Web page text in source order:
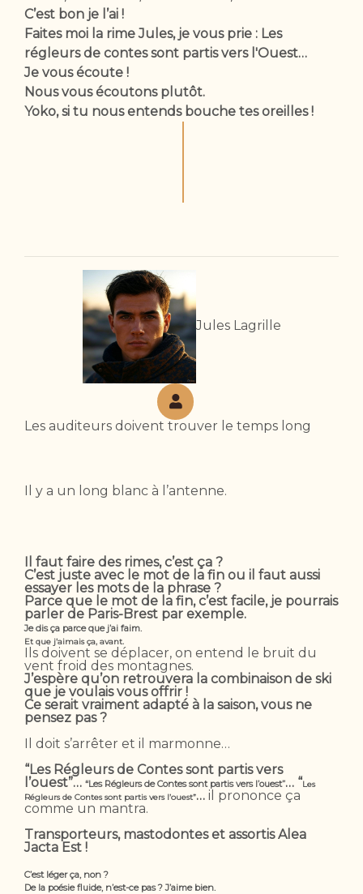
C’est bon je l’ai !
Faites moi la rime Jules, je vous prie : Les
régleurs de contes sont partis vers l'Ouest…
Je vous écoute !
Nous vous écoutons plutôt.
Yoko, si tu nous entends bouche tes oreilles !
Jules Lagrille
Les auditeurs doivent trouver le temps long
Il y a un long blanc à l’antenne.
Il faut faire des rimes, c’est ça ?
C’est juste avec le mot de la fin ou il faut aussi
essayer les mots de la phrase ?
Parce que le mot de la fin, c’est facile, je pourrais
parler de Paris-Brest par exemple.
Je dis ça parce que j’ai faim.
Et que j’aimais ça, avant.
Ils doivent se déplacer, on entend le bruit du
vent froid des montagnes.
J’espère qu’on retrouvera la combinaison de ski
que je voulais vous offrir !
Ce serait vraiment adapté à la saison, vous ne
pensez pas ?
Il doit s’arrêter et il marmonne…
“Les Régleurs de Contes sont partis vers
l’ouest”… “Les Régleurs de Contes sont partis vers l’ouest”… “Les
Régleurs de Contes sont partis vers l’ouest”… il prononce ça
comme un mantra.
Transporteurs, mastodontes et assortis Alea
Jacta Est !
C’est léger ça, non ?
De la poésie fluide, n’est-ce pas ? J’aime bien.